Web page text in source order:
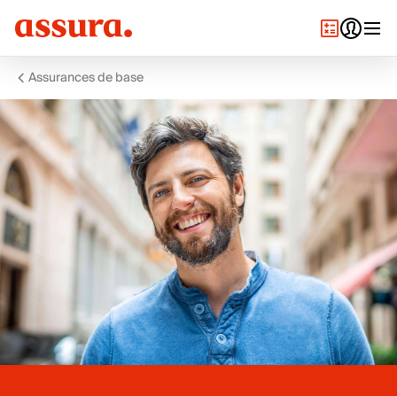
Assurances de base